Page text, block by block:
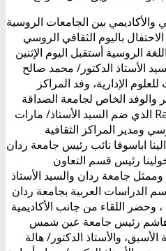
والأكاديمي بين الجامعات الروسية
باليوم الثقافي الروسي
الروسية أستقبل اليوم الإثنين
٢/٢٤ معالي السيد الأستاذ الدكتور/ محمد صالح
الإدارية، وفد المراكز
والوفد الخاص لجامعة الصداقة
بين الشعوب Radn University الذي ضم السيد الأستاذ/ مارات
ومدير المراكز الثقافية
اباسوفا نائب رئيس جامعة ردان
رئيس قسم التعاون
جامعة ردان والسيد الأستاذ
الدراسات العربية بجامعة ردان
وحضر اللقاء من جانب الأكاديمية
هاشم رئيس جامعة عين شمس
والأستاذ الدكتور/ هالة